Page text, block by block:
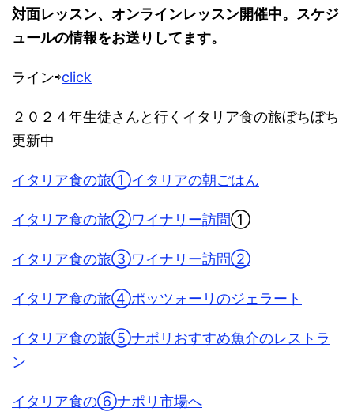
対面レッスン、オンラインレッスン開催中。スケジ
ュールの情報をお送りしてます。
ライン⇨click
２０２４年生徒さんと行くイタリア食の旅ぼちぼち
更新中
イタリア食の旅①イタリアの朝ごはん
イタリア食の旅②ワイナリー訪問①
イタリア食の旅③ワイナリー訪問②
イタリア食の旅④ポッツォーリのジェラート
イタリア食の旅⑤ナポリおすすめ魚介のレストラ
ン
イタリア食の⑥ナポリ市場へ